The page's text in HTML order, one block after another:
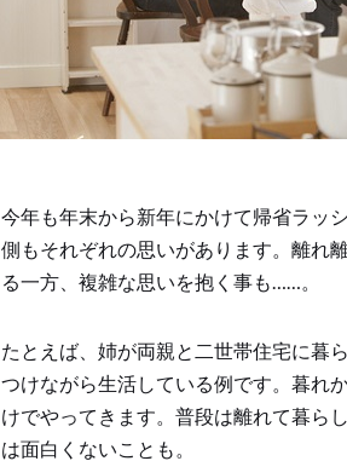
今年も年末から新年にかけて帰省ラッ
側もそれぞれの思いがあります。離れ
る一方、複雑な思いを抱く事も……。
たとえば、姉が両親と二世帯住宅に暮
つけながら生活している例です。暮れ
けでやってきます。普段は離れて暮ら
は面白くないことも。